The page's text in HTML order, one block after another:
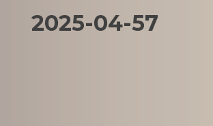
2025-04-57